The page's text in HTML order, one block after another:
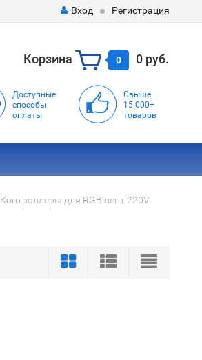
Вход Регистрация
Корзина 0 0 руб.
Доступные
способы
оплаты
Свыше
15 000+
товаров
Контроллеры для RGB лент 220V